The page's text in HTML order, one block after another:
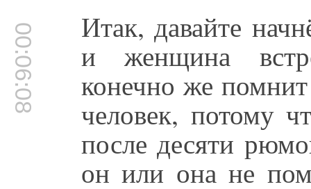
00:06:08 Итак, давайте
и женщина
конечно же
человек, потому
после десяти
он или она не